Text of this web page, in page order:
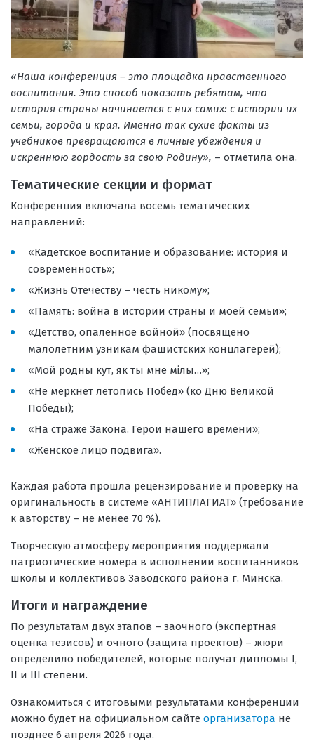
«Наша конференция – это площадка нравственного
воспитания. Это способ показать ребятам, что
история страны начинается с них самих: с истории их
семьи, города и края. Именно так сухие факты из
учебников превращаются в личные убеждения и
искреннюю гордость за свою Родину», – отметила она.
Тематические секции и формат
Конференция включала восемь тематических
направлений:
«Кадетское воспитание и образование: история и
современность»;
«Жизнь Отечеству – честь никому»;
«Память: война в истории страны и моей семьи»;
«Детство, опаленное войной» (посвящено
малолетним узникам фашистских концлагерей);
«Мой родны кут, як ты мне мілы…»;
«Не меркнет летопись Побед» (ко Дню Великой
Победы);
«На страже Закона. Герои нашего времени»;
«Женское лицо подвига».
Каждая работа прошла рецензирование и проверку на
оригинальность в системе «АНТИПЛАГИАТ» (требование
к авторству – не менее 70 %).
Творческую атмосферу мероприятия поддержали
патриотические номера в исполнении воспитанников
школы и коллективов Заводского района г. Минска.
Итоги и награждение
По результатам двух этапов – заочного (экспертная
оценка тезисов) и очного (защита проектов) – жюри
определило победителей, которые получат дипломы I,
II и III степени.
Ознакомиться с итоговыми результатами конференции
можно будет на официальном сайте организатора не
позднее 6 апреля 2026 года.